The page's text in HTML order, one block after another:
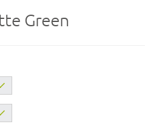
Green